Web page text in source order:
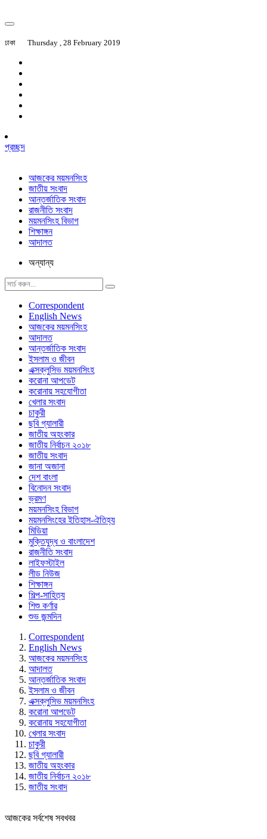
ঢাকা Thursday , 28 February 2019
প্রচ্ছদ
আজকের ময়মনসিংহ
জাতীয় সংবাদ
আন্তর্জাতিক সংবাদ
রাজনীতি সংবাদ
ময়মনসিংহ বিভাগ
শিক্ষাঙ্গন
আদালত
অন্যান্য
Correspondent
English News
আজকের ময়মনসিংহ
আদালত
আন্তর্জাতিক সংবাদ
ইসলাম ও জীবন
এক্সক্লুসিভ ময়মনসিংহ
করোনা আপডেট
করোনায় সহযোগীতা
খেলার সংবাদ
চাকুরী
ছবি গ্যালারী
জাতীয় অহংকার
জাতীয় নির্বাচন ২০১৮
জাতীয় সংবাদ
জানা অজানা
দেশ বাংলা
বিনোদন সংবাদ
ভ্রমণ
ময়মনসিংহ বিভাগ
ময়মনসিংহের ইতিহাস-ঐতিহ্য
মিডিয়া
মুক্তিযুদ্ধ ও বাংলাদেশ
রাজনীতি সংবাদ
লাইফস্টাইল
লীড নিউজ
শিক্ষাঙ্গন
শিল্প-সাহিত্য
শিশু কর্ণার
শুভ জন্মদিন
Correspondent
English News
আজকের ময়মনসিংহ
আদালত
আন্তর্জাতিক সংবাদ
ইসলাম ও জীবন
এক্সক্লুসিভ ময়মনসিংহ
করোনা আপডেট
করোনায় সহযোগীতা
খেলার সংবাদ
চাকুরী
ছবি গ্যালারী
জাতীয় অহংকার
জাতীয় নির্বাচন ২০১৮
জাতীয় সংবাদ
আজকের সর্বশেষ সবখবর